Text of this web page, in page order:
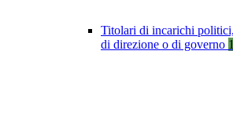
Titolari di incarichi
di direzione o di governo 1